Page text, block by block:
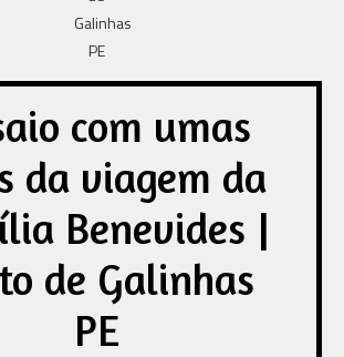
com umas
da viagem da
Benevides |
de Galinhas
PE